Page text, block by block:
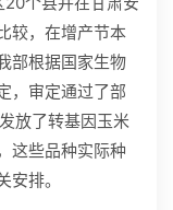
较，在增产节本
部根据国家生物
，审定通过了部
放了转基因玉米
这些品种实际种
排。